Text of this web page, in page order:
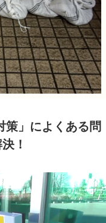
策」によくある問
！